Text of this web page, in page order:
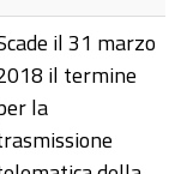
il 31 marzo
il termine
la